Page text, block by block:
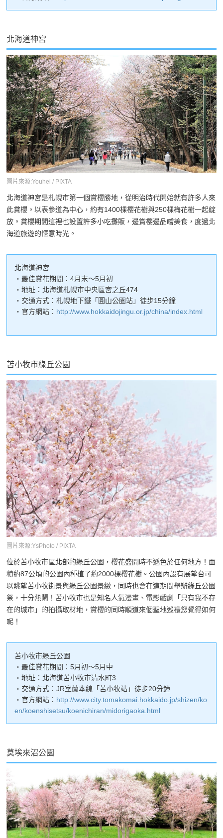
北海道神宮
圖片來源:Youhei / PIXTA
北海道神宮是札幌市第一個賞櫻勝地，從明治時代開始就有許多人來
此賞櫻。以表參道為中心，約有1400棵櫻花樹與250棵梅花樹一起綻
放。賞櫻期間這裡也設置許多小吃攤販，邊賞櫻邊品嚐美食，度過北
海道旅遊的愜意時光。
北海道神宮
・最佳賞花期間：4月末～5月初
・地址：北海道札幌市中央區宮之丘474
・交通方式：札幌地下鐵「圓山公園站」徒步15分鐘
・官方網站： http://www.hokkaidojingu.or.jp/china/index.html
苫小牧市綠丘公園
圖片來源:YsPhoto / PIXTA
位於苫小牧市區北部的綠丘公園，櫻花盛開時不遜色於任何地方！面
積約87公頃的公園內種植了約2000棵櫻花樹。公園內設有展望台可
以眺望苫小牧街景與綠丘公園景緻，同時也會在這期間舉辦綠丘公園
祭，十分熱鬧！苫小牧市也是知名人氣漫畫、電影戲劇「只有我不存
在的城市」的拍攝取材地，賞櫻的同時順道來個聖地巡禮您覺得如何
呢！
苫小牧市綠丘公園
・最佳賞花期間：5月初～5月中
・地址：北海道苫小牧市清水町3
・交通方式：JR室蘭本線「苫小牧站」徒步20分鐘
・官方網站： http://www.city.tomakomai.hokkaido.jp/shizen/ko
en/koenshisetsu/koenichiran/midorigaoka.html
莫埃來沼公園